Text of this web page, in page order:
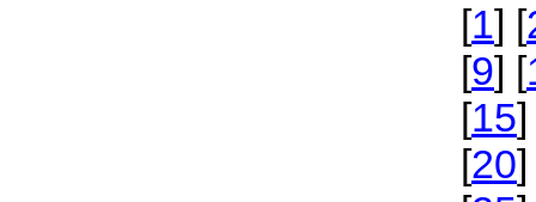
[1] [
[9] [
[15]
[20]